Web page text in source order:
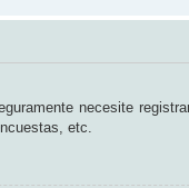
necesite
etc.